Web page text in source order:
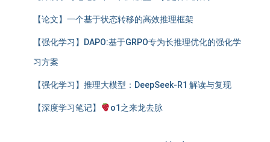
【论文】一个基于状态转移的高效推理框架
【强化学习】DAPO:基于GRPO专为长推理优化的强化学
习方案
【强化学习】推理大模型：DeepSeek-R1 解读与复现
【深度学习笔记】 o1之来龙去脉